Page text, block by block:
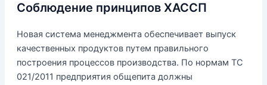
Соблюдение принципов ХАССП
Новая система менеджмента обеспечивает выпуск
качественных продуктов путем правильного
построения процессов производства. По нормам ТС
021/2011 предприятия общепита должны